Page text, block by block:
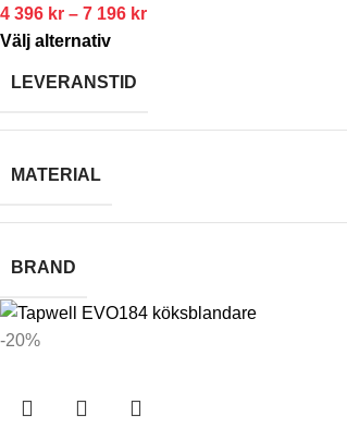
4 396 kr – 7 196 kr
Välj alternativ
LEVERANSTID
MATERIAL
BRAND
-20%